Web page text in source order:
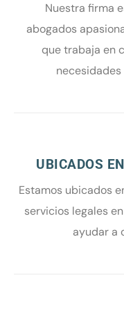
Nuestra firma
abogados
que trabaja en
UBICADOS
Estamos ubicados
servicios legales
ayudar a